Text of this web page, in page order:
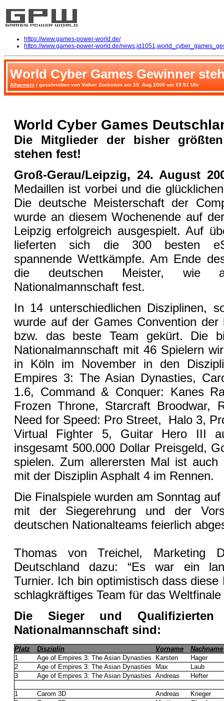
https://www.games-power-world.de/
https://www.games-power-world.de/
World Cyber Games Gewinner
Allgemein | geschrieben von Volker Zockstein am 25. Aug 2008 um 19:51 Uhr
World Cyber Games
Die Mitglieder der bisher größten
stehen fest!
Groß-Gerau/Leipzig, 24. August
Medaillen ist vorbei und die
Die deutsche Meisterschaft der
wurde an diesem Wochenende auf
Leipzig erfolgreich ausgespielt. Auf
lieferten sich die 300 besten
spannende Wettkämpfe. Am Ende
die deutschen Meister, wie
Nationalmannschaft fest.
In 14 unterschiedlichen Disziplinen,
wurde auf der Games Convention der
bzw. das beste Team gekürt. Die
Nationalmannschaft mit 46 Spielern
in Köln im November in den
Empires 3: The Asian Dynasties,
1.6, Command & Conquer: Kanes
Frozen Throne, Starcraft Broodwar,
Need for Speed: Pro Street, Halo 3,
Virtual Fighter 5, Guitar Hero III
insgesamt 500.000 Dollar Preisgeld,
spielen. Zum allerersten Mal ist auch
mit der Disziplin Asphalt 4 im Rennen.
Die Finalspiele wurden am Sonntag
mit der Siegerehrung und der
deutschen Nationalteams feierlich
Thomas von Treichel, Marketing
Deutschland dazu: “Es war ein
Turnier. Ich bin optimistisch dass diese
schlagkräftiges Team für das
Die Sieger und
Nationalmannschaft sind:
Platz Disziplin Vorname
Nachname
1
Age of Empires 3: The Asian Dynasties Karsten
Hager
2
Age of Empires 3: The Asian Dynasties Max
Laub
3
Age of Empires 3: The Asian Dynasties Andreas Hefter
1 Carom 3D Andreas
Krieger